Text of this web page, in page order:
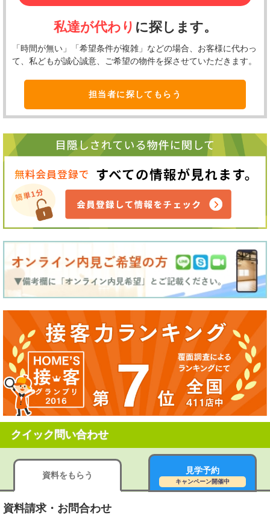
私達が代わり に探します。
「時間が無い」「希望条件が複雑」などの場合、お客様に代わっ
て、私どもが誠心誠意、ご希望の物件を探させていただきます。
担当者に探してもらう
クイック問い合わせ
資料をもらう 見学予約
キャンペーン開催中
資料請求・お問合わせ